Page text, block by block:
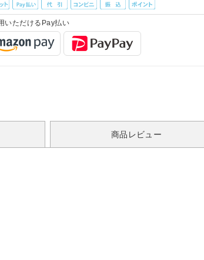
いただけるPay払い
商品レビュー